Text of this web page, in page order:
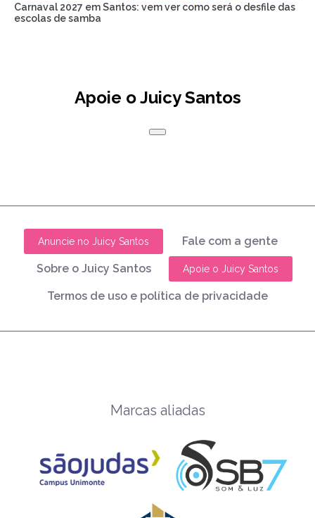
Carnaval 2027 em Santos: vem ver como será o desfile das
escolas de samba
Apoie o Juicy Santos
Anuncie no Juicy Santos Fale com a gente
Sobre o Juicy Santos Apoie o Juicy Santos
Termos de uso e política de privacidade
Marcas aliadas